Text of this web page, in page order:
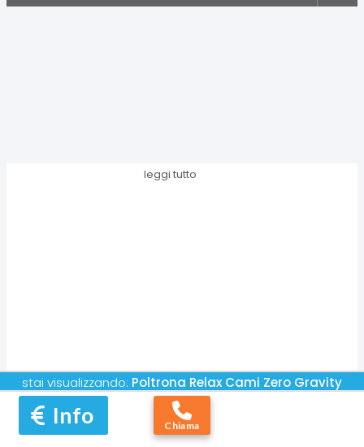
leggi tutto
stai visualizzando: Poltrona Relax Cami Zero Gravity
Info Chiama